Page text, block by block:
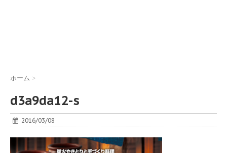
ホーム >
d3a9da12-s
2016/03/08